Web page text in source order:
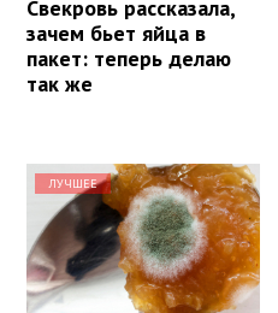
Свекровь рассказала,
зачем бьет яйца в
пакет: теперь делаю
так же
ЛУЧШЕЕ